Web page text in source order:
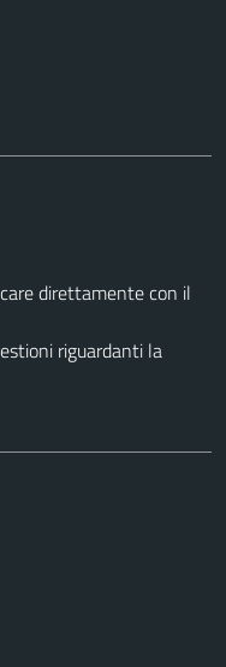
direttamente con il
riguardanti la